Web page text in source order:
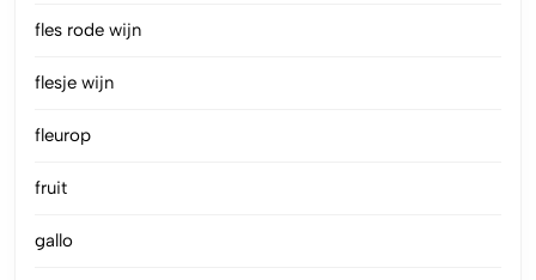
fles rode wijn
flesje wijn
fleurop
fruit
gallo